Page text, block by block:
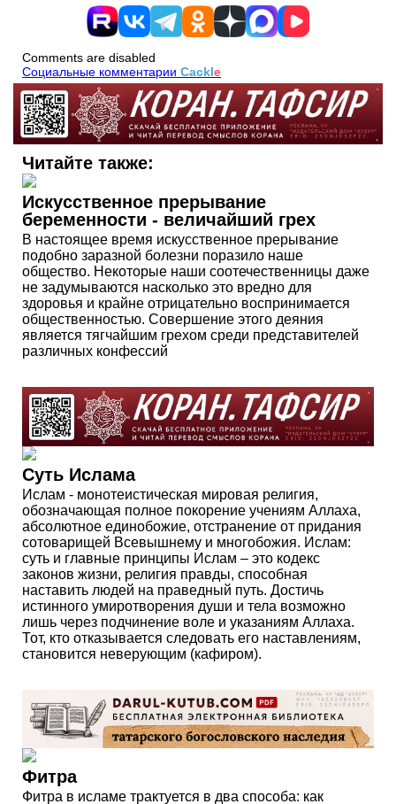
Comments are disabled
Социальные комментарии Cackle
Читайте также:
Искусственное прерывание
беременности - величайший грех
В настоящее время искусственное прерывание
подобно заразной болезни поразило наше
общество. Некоторые наши соотечественницы даже
не задумываются насколько это вредно для
здоровья и крайне отрицательно воспринимается
общественностью. Совершение этого деяния
является тягчайшим грехом среди представителей
различных конфессий
Суть Ислама
Ислам - монотеистическая мировая религия,
обозначающая полное покорение учениям Аллаха,
абсолютное единобожие, отстранение от придания
сотоварищей Всевышнему и многобожия. Ислам:
суть и главные принципы Ислам – это кодекс
законов жизни, религия правды, способная
наставить людей на праведный путь. Достичь
истинного умиротворения души и тела возможно
лишь через подчинение воле и указаниям Аллаха.
Тот, кто отказывается следовать его наставлениям,
становится неверующим (кафиром).
Фитра
Фитра в исламе трактуется в два способа: как